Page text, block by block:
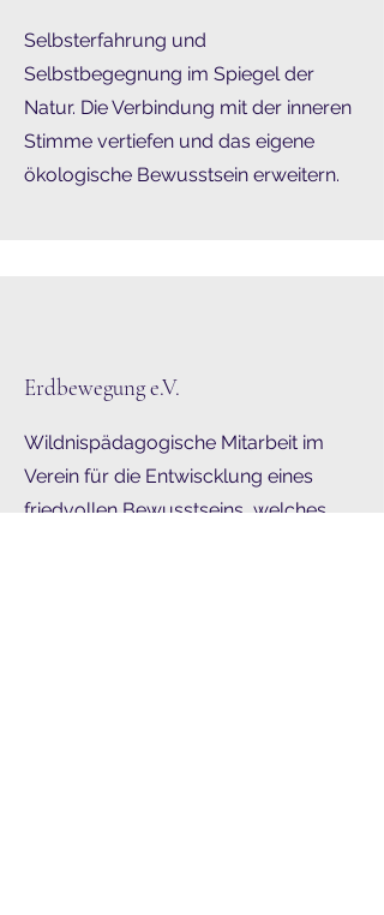
Selbsterfahrung und
Selbstbegegnung im Spiegel der
Natur. Die Verbindung mit der inneren
Stimme vertiefen und das eigene
ökologische Bewusstsein erweitern.
Erdbewegung e.V.
Wildnispädagogische Mitarbeit im
Verein für die Entwiscklung eines
friedvollen Bewusstseins, welches